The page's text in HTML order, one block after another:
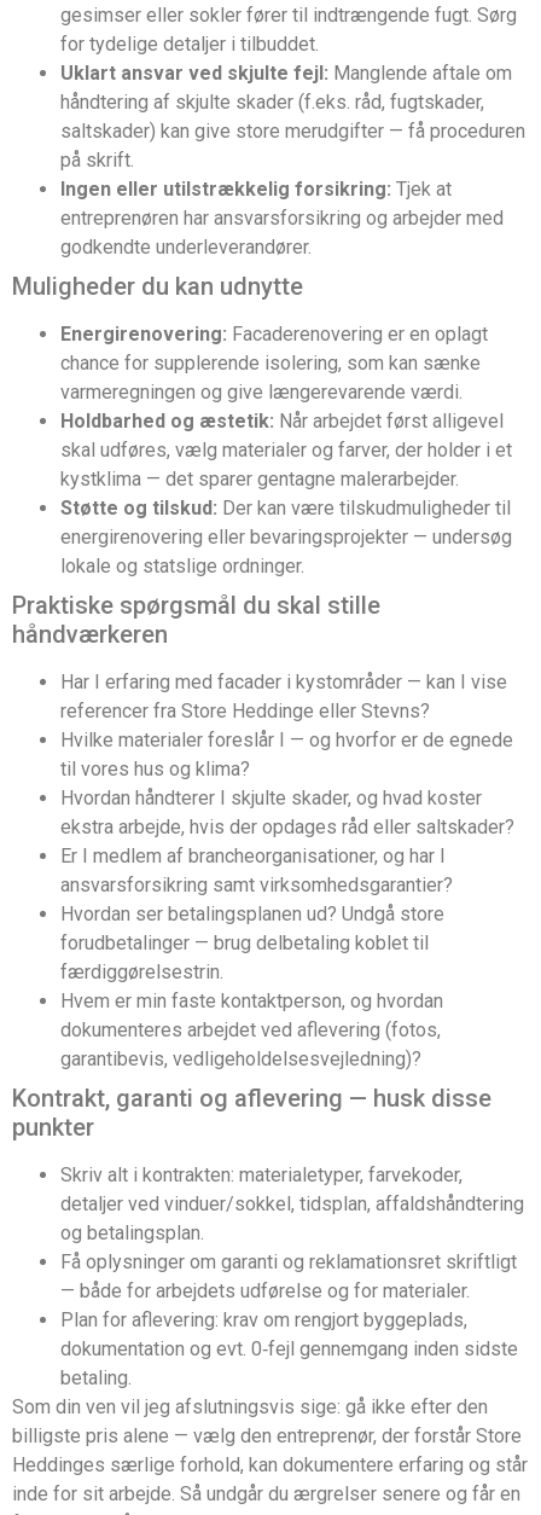
gesimser eller sokler fører til indtrængende fugt. Sørg
for tydelige detaljer i tilbuddet.
Uklart ansvar ved skjulte fejl: Manglende aftale om
håndtering af skjulte skader (f.eks. råd, fugtskader,
saltskader) kan give store merudgifter — få proceduren
på skrift.
Ingen eller utilstrækkelig forsikring: Tjek at
entreprenøren har ansvarsforsikring og arbejder med
godkendte underleverandører.
Muligheder du kan udnytte
Energirenovering: Facaderenovering er en oplagt
chance for supplerende isolering, som kan sænke
varmeregningen og give længerevarende værdi.
Holdbarhed og æstetik: Når arbejdet først alligevel
skal udføres, vælg materialer og farver, der holder i et
kystklima — det sparer gentagne malerarbejder.
Støtte og tilskud: Der kan være tilskudmuligheder til
energirenovering eller bevaringsprojekter — undersøg
lokale og statslige ordninger.
Praktiske spørgsmål du skal stille
håndværkeren
Har I erfaring med facader i kystområder — kan I vise
referencer fra Store Heddinge eller Stevns?
Hvilke materialer foreslår I — og hvorfor er de egnede
til vores hus og klima?
Hvordan håndterer I skjulte skader, og hvad koster
ekstra arbejde, hvis der opdages råd eller saltskader?
Er I medlem af brancheorganisationer, og har I
ansvarsforsikring samt virksomhedsgarantier?
Hvordan ser betalingsplanen ud? Undgå store
forudbetalinger — brug delbetaling koblet til
færdiggørelsestrin.
Hvem er min faste kontaktperson, og hvordan
dokumenteres arbejdet ved aflevering (fotos,
garantibevis, vedligeholdelsesvejledning)?
Kontrakt, garanti og aflevering — husk disse
punkter
Skriv alt i kontrakten: materialetyper, farvekoder,
detaljer ved vinduer/sokkel, tidsplan, affaldshåndtering
og betalingsplan.
Få oplysninger om garanti og reklamationsret skriftligt
— både for arbejdets udførelse og for materialer.
Plan for aflevering: krav om rengjort byggeplads,
dokumentation og evt. 0‑fejl gennemgang inden sidste
betaling.
Som din ven vil jeg afslutningsvis sige: gå ikke efter den
billigste pris alene — vælg den entreprenør, der forstår Store
Heddinges særlige forhold, kan dokumentere erfaring og står
inde for sit arbejde. Så undgår du ærgrelser senere og får en